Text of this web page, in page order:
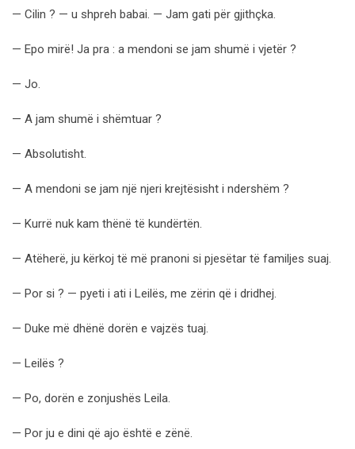
— Cilin ? — u shpreh babai. — Jam gati për gjithçka.
— Epo mirë! Ja pra : a mendoni se jam shumë i vjetër ?
— Jo.
— A jam shumë i shëmtuar ?
— Absolutisht.
— A mendoni se jam një njeri krejtësisht i ndershëm ?
— Kurrë nuk kam thënë të kundërtën.
— Atëherë, ju kërkoj të më pranoni si pjesëtar të familjes suaj.
— Por si ? — pyeti i ati i Leilës, me zërin që i dridhej.
— Duke më dhënë dorën e vajzës tuaj.
— Leilës ?
— Po, dorën e zonjushës Leila.
— Por ju e dini që ajo është e zënë.